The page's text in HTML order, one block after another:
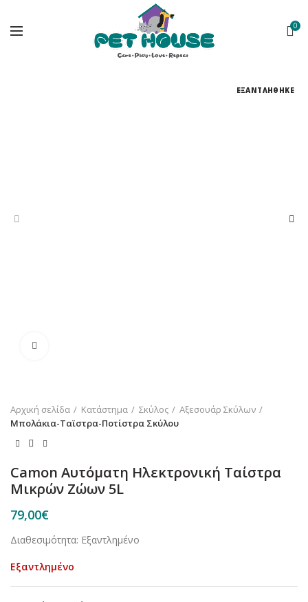
0
ΕΞΑΝΤΛΗΘΗΚΕ
Αρχική σελίδα Κατάστημα Σκύλος
Αξεσουάρ Σκύλων
Μπολάκια-Ταϊστρα-Ποτίστρα Σκύλου
Camon Αυτόματη Ηλεκτρονική Ταίστρα
Μικρών Ζώων 5L
79,00€
Διαθεσιμότητα: Εξαντλημένο
Εξαντλημένο